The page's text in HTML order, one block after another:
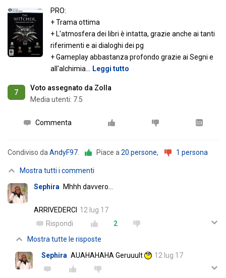
PRO:
+ Trama ottima
+ L'atmosfera dei libri è intatta, grazie anche ai tanti
riferimenti e ai dialoghi dei pg
+ Gameplay abbastanza profondo grazie ai Segni e
all'alchimia
Leggi tutto
7
Voto assegnato da Zolla
Media utenti: 7.5
Commenta
Condiviso da AndyF97 Piace a 20 persone, 1 persona
Mostra tutti i commenti
Sephira Mhhh davvero...
ARRIVEDERCI 12 lug 17
Rispondi
2
Mostra tutte le risposte
Sephira AUAHAHAHA Geruuult 12 lug 17